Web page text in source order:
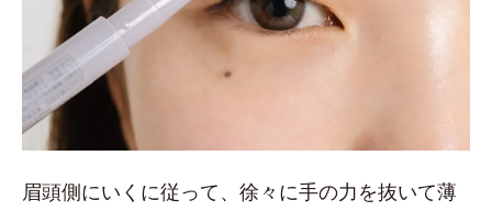
眉頭側にいくに従って、徐々に手の力を抜いて薄